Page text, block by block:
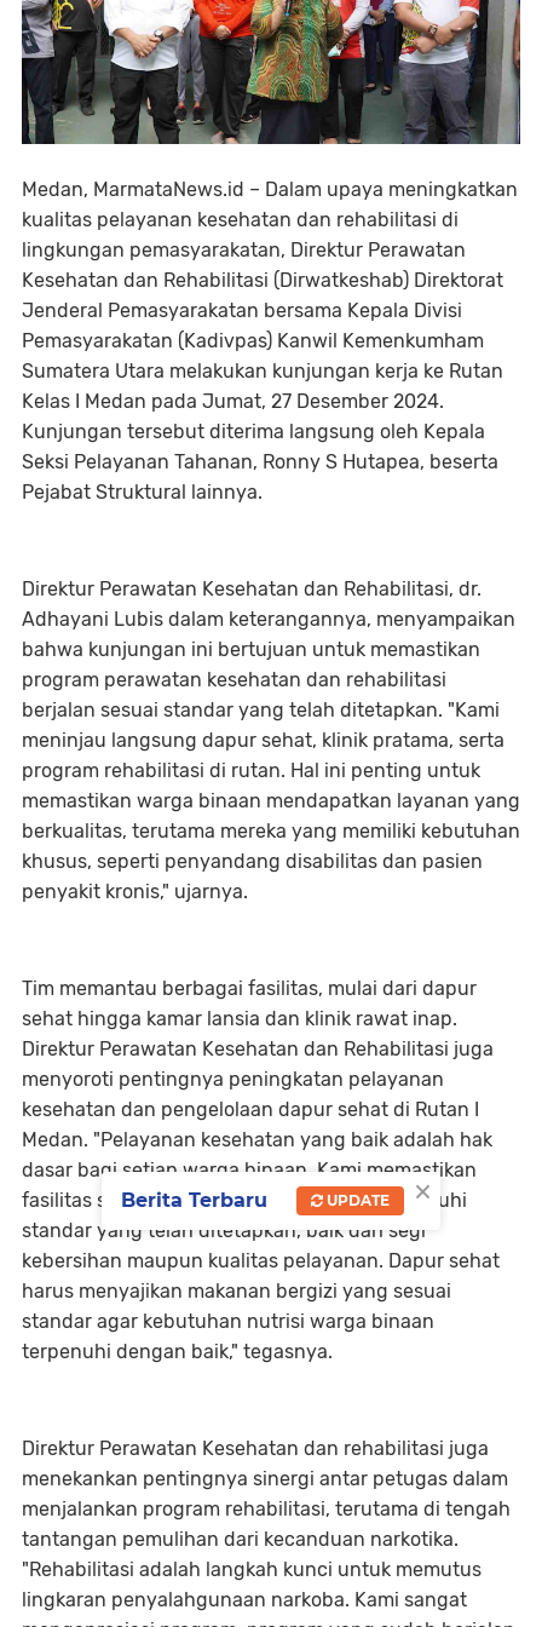
Medan, MarmataNews.id – Dalam upaya meningkatkan
kualitas pelayanan kesehatan dan rehabilitasi di
lingkungan pemasyarakatan, Direktur Perawatan
Kesehatan dan Rehabilitasi (Dirwatkeshab) Direktorat
Jenderal Pemasyarakatan bersama Kepala Divisi
Pemasyarakatan (Kadivpas) Kanwil Kemenkumham
Sumatera Utara melakukan kunjungan kerja ke Rutan
Kelas I Medan pada Jumat, 27 Desember 2024.
Kunjungan tersebut diterima langsung oleh Kepala
Seksi Pelayanan Tahanan, Ronny S Hutapea, beserta
Pejabat Struktural lainnya.
Direktur Perawatan Kesehatan dan Rehabilitasi, dr.
Adhayani Lubis dalam keterangannya, menyampaikan
bahwa kunjungan ini bertujuan untuk memastikan
program perawatan kesehatan dan rehabilitasi
berjalan sesuai standar yang telah ditetapkan. "Kami
meninjau langsung dapur sehat, klinik pratama, serta
program rehabilitasi di rutan. Hal ini penting untuk
memastikan warga binaan mendapatkan layanan yang
berkualitas, terutama mereka yang memiliki kebutuhan
khusus, seperti penyandang disabilitas dan pasien
penyakit kronis," ujarnya.
Tim memantau berbagai fasilitas, mulai dari dapur
sehat hingga kamar lansia dan klinik rawat inap.
Direktur Perawatan Kesehatan dan Rehabilitasi juga
menyoroti pentingnya peningkatan pelayanan
kesehatan dan pengelolaan dapur sehat di Rutan I
Medan. "Pelayanan kesehatan yang baik adalah hak
dasar bagi setiap warga binaan. Kami memastikan
fasilitas seperti klinik dan dapur sehat memenuhi
standar yang telah ditetapkan, baik dari segi
kebersihan maupun kualitas pelayanan. Dapur sehat
harus menyajikan makanan bergizi yang sesuai
standar agar kebutuhan nutrisi warga binaan
terpenuhi dengan baik," tegasnya.
Direktur Perawatan Kesehatan dan rehabilitasi juga
menekankan pentingnya sinergi antar petugas dalam
menjalankan program rehabilitasi, terutama di tengah
tantangan pemulihan dari kecanduan narkotika.
"Rehabilitasi adalah langkah kunci untuk memutus
lingkaran penyalahgunaan narkoba. Kami sangat
×
Berita Terbaru UPDATE